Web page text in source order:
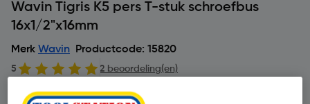
Wavin Tigris K5 pers T-stuk schroefbus
16x1/2"x16mm
Merk Wavin Productcode: 15820
5 2 beoordeling(en)